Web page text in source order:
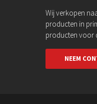
Wij verkopen
producten in
producten voor
NEEM